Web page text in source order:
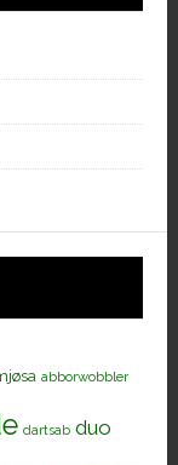
abborwobbler
dartsab duo